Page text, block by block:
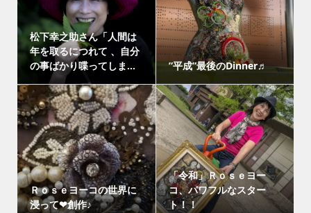
松下幸之助さん「人間は
年を取るにつれて 、自分
の事ばかり喋ってしま...
”平成”最後のDinner♬
Ｒｏｓｅヨーコの世界に
浸って❤創作♪
「令和」Ｒｏｓｅヨー
コ、パワフルなスター
ト！！